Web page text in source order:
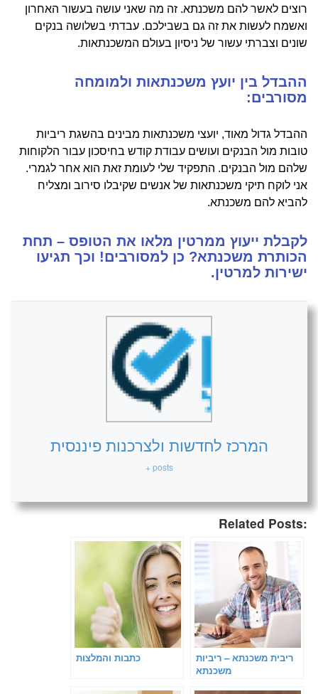
רוצים לאשר להם משכנתא. זה מה שאני עושה בעשור האחרון
ואשמח לעשות את זה גם בשבילכם. עבדתי בשלושה בנקים
שונים וצברתי עשור של ניסיון בעולם המשכנתאות.
ההבדל בין יועץ משכנתאות ולמומחה
מסורבים:
ההבדל גדול מאוד, יועצי משכנתאות מבינים בהשגת ריביות
טובות מול הבנקים ועושים עבודת קודש בחיסכון עבור הלקוחות
שלהם מול הבנקים. התפקיד שלי לעומת זאת הוא אחר לגמרי.
אני לוקח תיקי משכנתאות של אנשים שקיבלו סירוב ומצליח
להביא להם משכנתא.
לקבלת ייעוץ ממרטין מלאו את הטופס – תחת
הכותרת משכנתא? כן למסורבים! וכך תגיעו
ישירות למרטין.
המרכז לחדשות ולצרכנות פיננסית
+ posts
Related Posts:
כתבות והמלצות
ריבית משכנתא – ריביות
משכנתא